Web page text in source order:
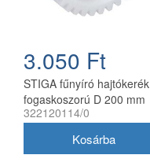
3.050 Ft
STIGA fűnyíró hajtókerék
fogaskoszorú D 200 mm
322120114/0
322120114/0